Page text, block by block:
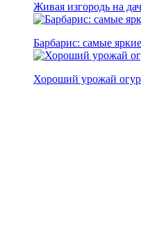
Живая изгородь на
Барбарис: самые
Хороший урожай